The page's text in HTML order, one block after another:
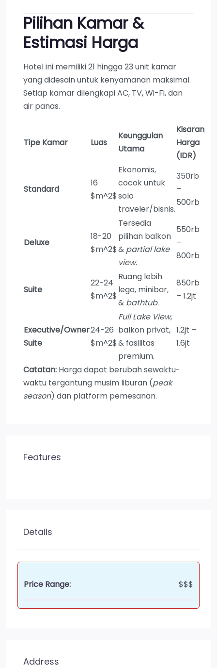
Pilihan Kamar &
Estimasi Harga
Hotel ini memiliki 21 hingga 23 unit kamar
yang didesain untuk kenyamanan maksimal.
Setiap kamar dilengkapi AC, TV, Wi-Fi, dan
air panas.
Tipe Kamar Luas
Keunggulan
Utama
Kisaran
Harga
(IDR)
Standard
16
$m^2$
Ekonomis,
cocok untuk
solo
traveler/bisnis.
350rb
–
500rb
Deluxe
18-20
$m^2$
Tersedia
pilihan balkon
& partial lake
view.
550rb
–
800rb
Suite
22-24
$m^2$
Ruang lebih
lega, minibar,
& bathtub.
850rb
– 1.2jt
Executive/Owner
Suite
24-26
$m^2$
Full Lake View,
balkon privat,
& fasilitas
premium.
1.2jt –
1.6jt
Catatan: Harga dapat berubah sewaktu-
waktu tergantung musim liburan (peak
season) dan platform pemesanan.
Features
Details
Price Range: $$$
Address